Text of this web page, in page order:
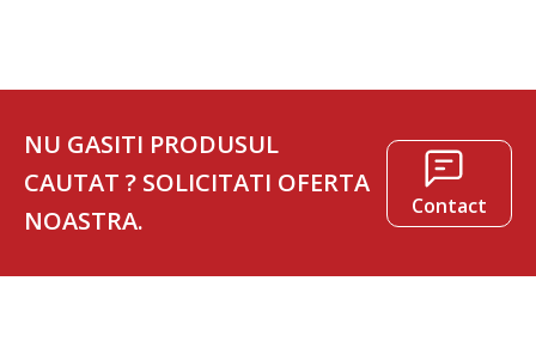
NU GASITI PRODUSUL
CAUTAT ? SOLICITATI OFERTA
NOASTRA.
Contact